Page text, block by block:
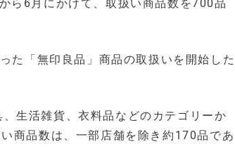
ら6月にかけて、取扱い商品数を700品
た「無印良品」商品の取扱いを開始した
生活雑貨、衣料品などのカテゴリーか
商品数は、一部店舗を除き約170品であ